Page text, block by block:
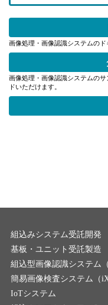
画像処理・画像認識システムのド
画像処理・画像認識システムの
ドいただけます。
組込みシステム受託開発
基板・ユニット受託製造
組込型画像認識システム（
簡易画像検査システム（
IoTシステム